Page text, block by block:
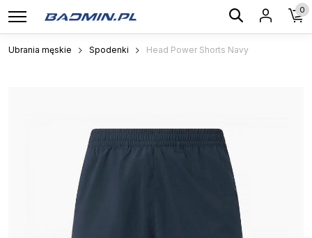
0
Ubrania męskie Spodenki Head Power Shorts Navy